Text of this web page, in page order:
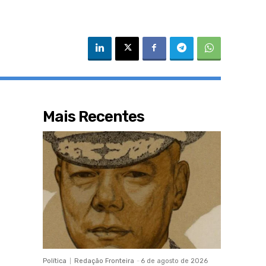
Mais Recentes
Política Redação Fronteira - 6 de agosto de 2026